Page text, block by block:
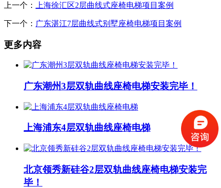
上一个： 上海徐汇区2层曲线式座椅电梯项目案例
下一个： 广东湛江7层曲线式别墅座椅电梯项目案例
更多内容
广东潮州3层双轨曲线座椅电梯安装完毕！
上海浦东4层双轨曲线座椅电梯
北京领秀新硅谷2层双轨曲线座椅电梯安装完
毕！